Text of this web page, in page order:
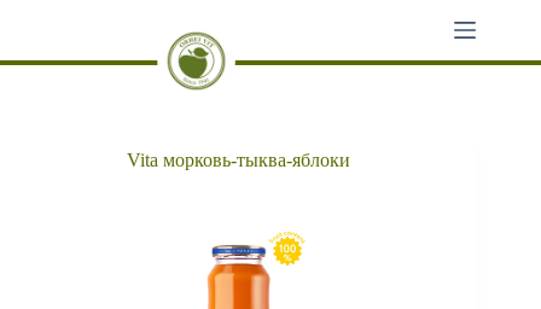
Vita морковь-тыква-яблоки